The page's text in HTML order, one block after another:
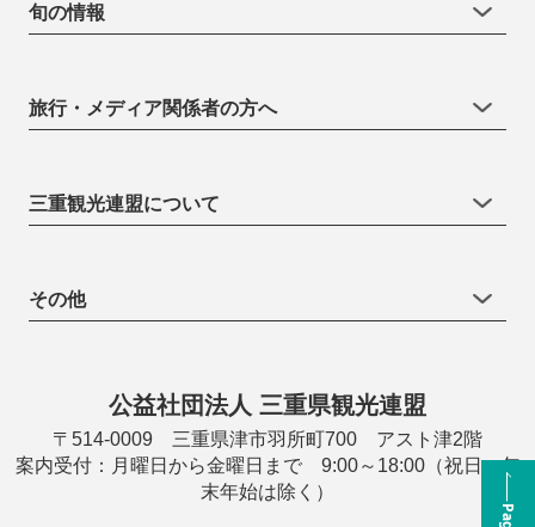
旬の情報
旅行・メディア関係者の方へ
三重観光連盟について
その他
公益社団法人 三重県観光連盟
〒514-0009 三重県津市羽所町700 アスト津2階
案内受付：月曜日から金曜日まで 9:00～18:00（祝日・年
末年始は除く）